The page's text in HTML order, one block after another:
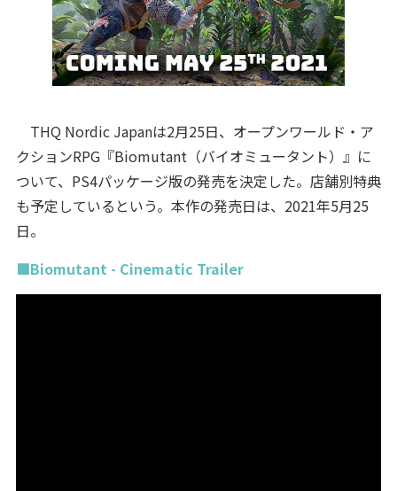
THQ Nordic Japanは2月25日、オープンワールド・ア
クションRPG『Biomutant（バイオミュータント）』に
ついて、PS4パッケージ版の発売を決定した。店舗別特典
も予定しているという。本作の発売日は、2021年5月25
日。
■Biomutant - Cinematic Trailer